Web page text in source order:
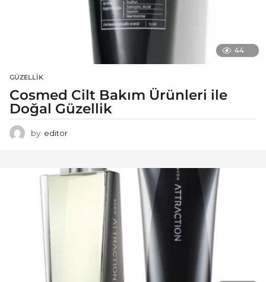
44
GÜZELLIK
Cosmed Cilt Bakım Ürünleri ile
Doğal Güzellik
by editor